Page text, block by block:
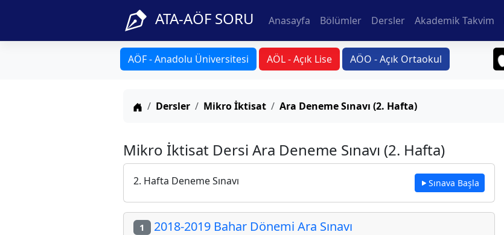
ATA-AÖF SORU Anasayfa Bölümler Dersler Akademik Takvim
AÖF - Anadolu Üniversitesi AÖL - Açık Lise AÖO - Açık Ortaokul
Anasayfa
Dersler Mikro İktisat Ara Deneme Sınavı (2. Hafta)
Mikro İktisat Dersi Ara Deneme Sınavı (2. Hafta)
2. Hafta Deneme Sınavı Sınava Başla
1 2018-2019 Bahar Dönemi Ara Sınavı